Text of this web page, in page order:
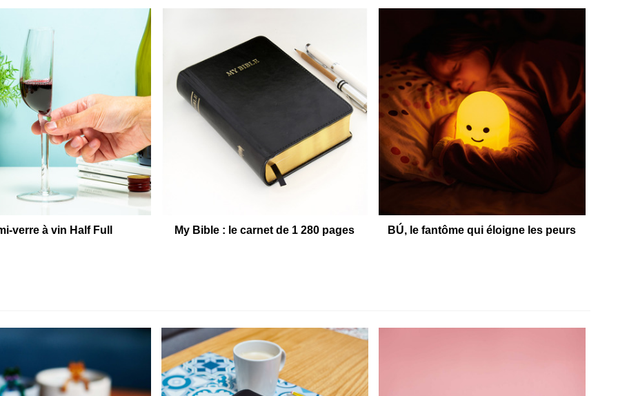
verre à vin Half Full My Bible : le carnet de 1 280 pages BÚ, le fantôme qui éloigne les peurs